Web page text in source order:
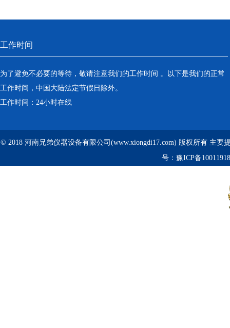
工作时间
为了避免不必要的等待，敬请注意我们的工作时间 。以下是我们的正常
工作时间，中国大陆法定节假日除外。
工作时间：24小时在线
© 2018 河南兄弟仪器设备有限公司(www.xiongdi17.com) 版权所有 主要
号： 豫ICP备